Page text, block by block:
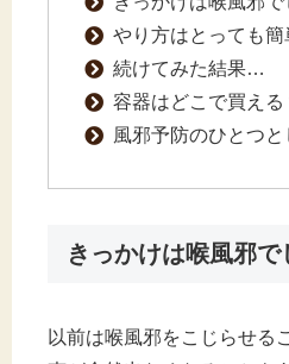
やり方はとっても簡
続けてみた結果…
容器はどこで買える
風邪予防のひとつ
きっかけは喉風邪で
以前は喉風邪をこじらせる